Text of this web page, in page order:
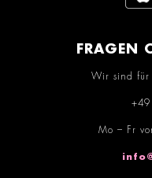
FRAGEN
Wir sind für
Mo – Fr